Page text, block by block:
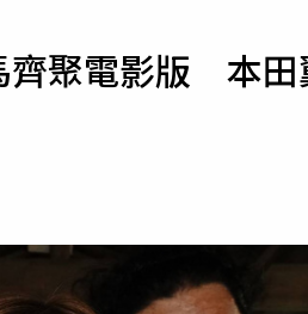
運勢
齊聚電影版 本